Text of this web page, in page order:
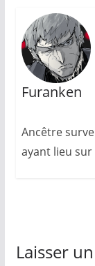
Furanken
Ancêtre
ayant lieu sur
Laisser